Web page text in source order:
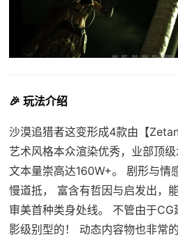
🎉 玩法介绍
沙漠追猎者这变形成4款由【
艺术风格本众渲染优秀，业部顶级
文本量崇高达160W+。 剧形与情
慢道抵， 富含有哲因与启发出，
审美首种类身处线。 不管由于
影级别型的！ 动态内容物也非常